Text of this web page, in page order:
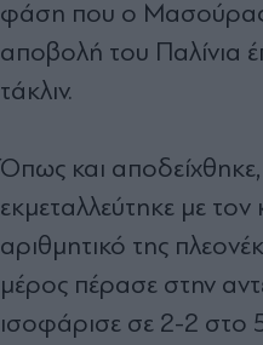
φάση που ο Μασούρας
αποβολή του Παλίνια
τάκλιν.
Όπως και
εκμεταλλεύτηκε με
αριθμητικό της
μέρος πέρασε στην
ισοφάρισε σε 2-2 στο